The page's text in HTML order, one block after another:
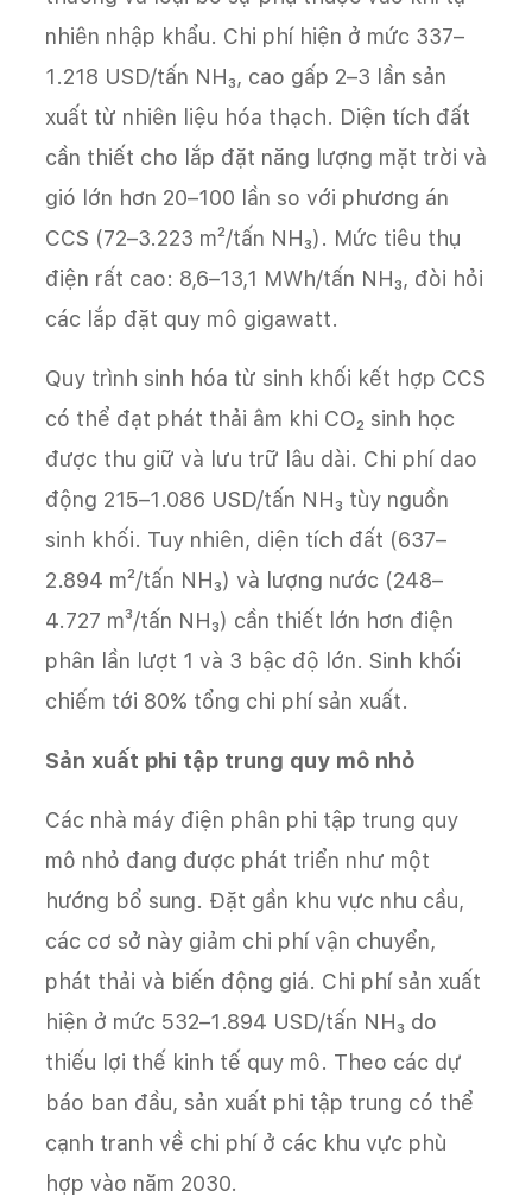
nhiên nhập khẩu. Chi phí hiện ở mức 337–
1.218 USD/tấn NH₃, cao gấp 2–3 lần sản
xuất từ nhiên liệu hóa thạch. Diện tích đất
cần thiết cho lắp đặt năng lượng mặt trời và
gió lớn hơn 20–100 lần so với phương án
CCS (72–3.223 m²/tấn NH₃). Mức tiêu thụ
điện rất cao: 8,6–13,1 MWh/tấn NH₃, đòi hỏi
các lắp đặt quy mô gigawatt.
Quy trình sinh hóa từ sinh khối kết hợp CCS
có thể đạt phát thải âm khi CO₂ sinh học
được thu giữ và lưu trữ lâu dài. Chi phí dao
động 215–1.086 USD/tấn NH₃ tùy nguồn
sinh khối. Tuy nhiên, diện tích đất (637–
2.894 m²/tấn NH₃) và lượng nước (248–
4.727 m³/tấn NH₃) cần thiết lớn hơn điện
phân lần lượt 1 và 3 bậc độ lớn. Sinh khối
chiếm tới 80% tổng chi phí sản xuất.
Sản xuất phi tập trung quy mô nhỏ
Các nhà máy điện phân phi tập trung quy
mô nhỏ đang được phát triển như một
hướng bổ sung. Đặt gần khu vực nhu cầu,
các cơ sở này giảm chi phí vận chuyển,
phát thải và biến động giá. Chi phí sản xuất
hiện ở mức 532–1.894 USD/tấn NH₃ do
thiếu lợi thế kinh tế quy mô. Theo các dự
báo ban đầu, sản xuất phi tập trung có thể
cạnh tranh về chi phí ở các khu vực phù
hợp vào năm 2030.